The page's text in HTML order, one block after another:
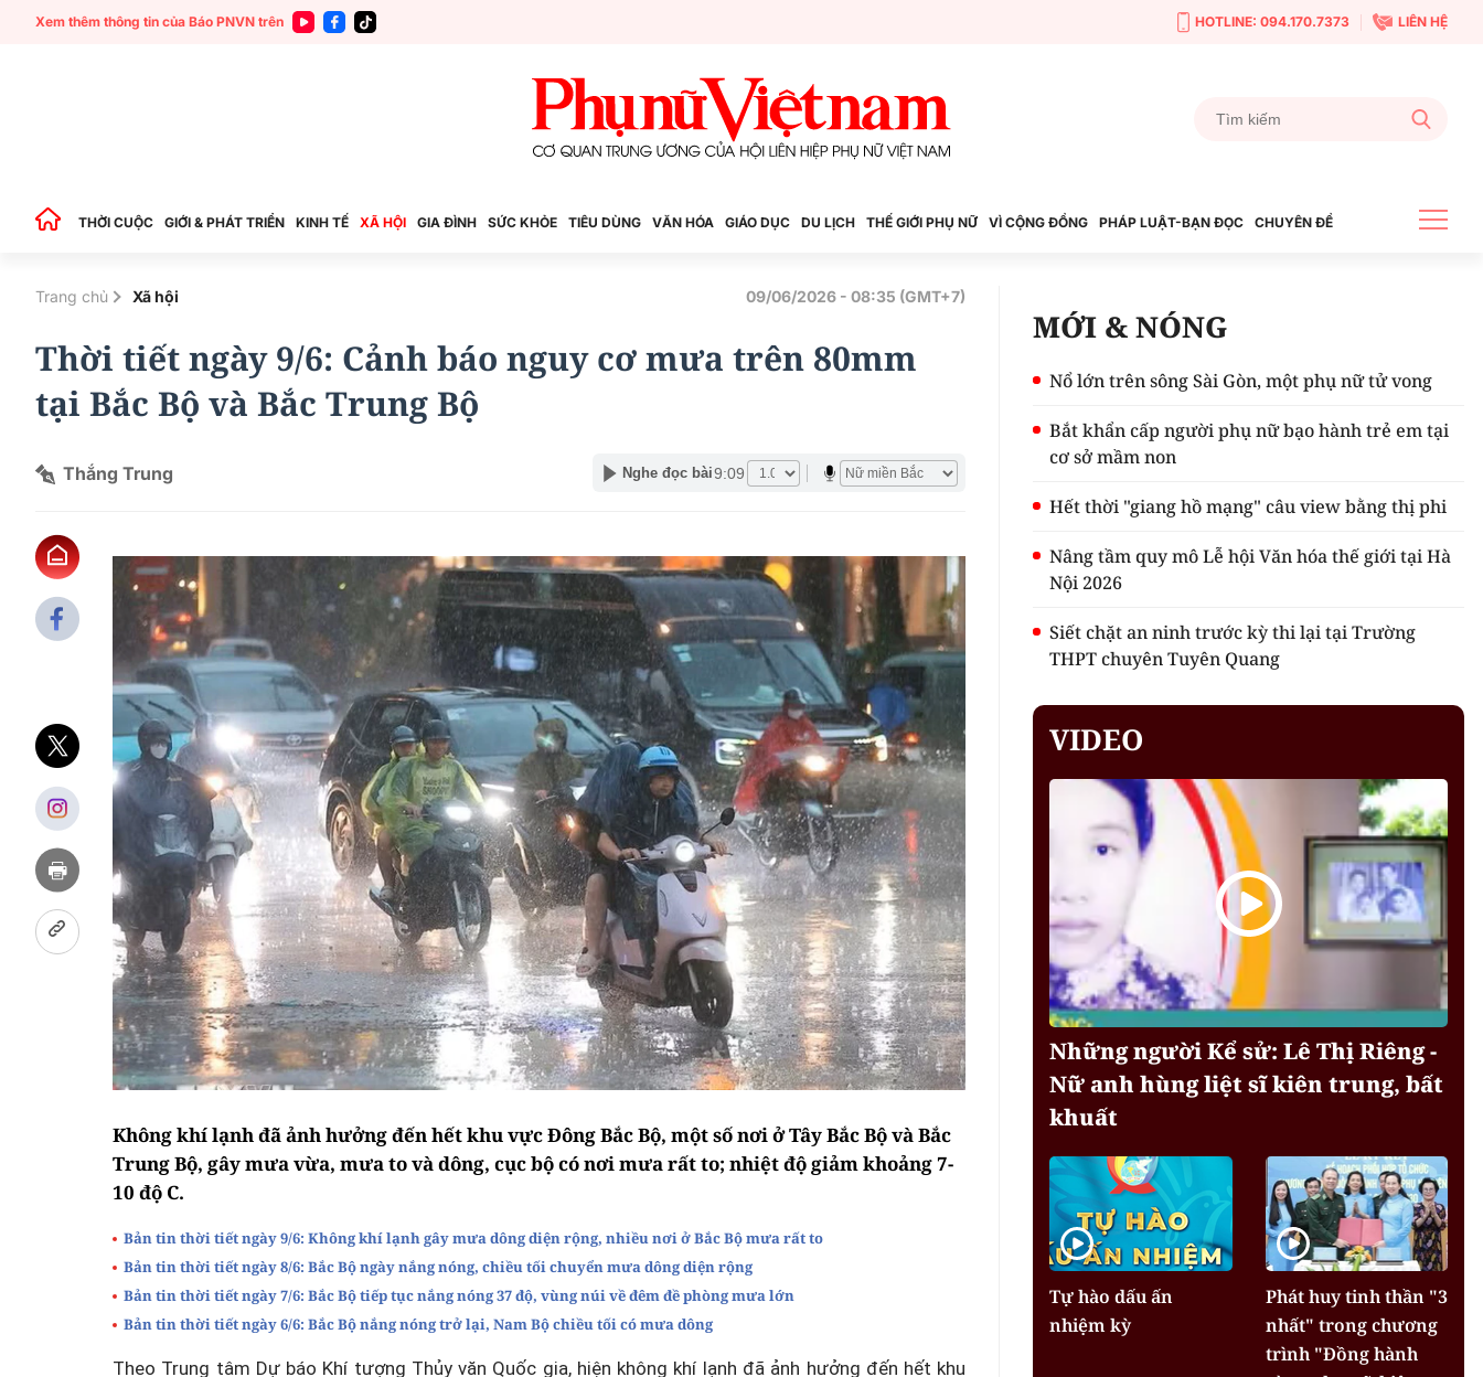
Xem thêm thông tin của Báo PNVN trên HOTLINE: 094.170.7373 LIÊN HỆ
THỜI CUỘC GIỚI & PHÁT TRIỂN KINH TẾ XÃ HỘI GIA ĐÌNH SỨC KHỎE TIÊU DÙNG VĂN HÓA GIÁO DỤC DU LỊCH THẾ GIỚI PHỤ NỮ VÌ CỘNG ĐỒNG PHÁP LUẬT-BẠN ĐỌC CHUYÊN ĐỀ
Trang chủ Xã hội 09/06/2026 - 08:35 (GMT+7)
Thời tiết ngày 9/6: Cảnh báo nguy cơ mưa trên 80mm
tại Bắc Bộ và Bắc Trung Bộ
Thắng Trung Nghe đọc bài9:09
Không khí lạnh đã ảnh hưởng đến hết khu vực Đông Bắc Bộ, một số nơi ở Tây Bắc Bộ và Bắc
Trung Bộ, gây mưa vừa, mưa to và dông, cục bộ có nơi mưa rất to; nhiệt độ giảm khoảng 7-
10 độ C.
Bản tin thời tiết ngày 9/6: Không khí lạnh gây mưa dông diện rộng, nhiều nơi ở Bắc Bộ mưa rất to
Bản tin thời tiết ngày 8/6: Bắc Bộ ngày nắng nóng, chiều tối chuyển mưa dông diện rộng
Bản tin thời tiết ngày 7/6: Bắc Bộ tiếp tục nắng nóng 37 độ, vùng núi về đêm đề phòng mưa lớn
Bản tin thời tiết ngày 6/6: Bắc Bộ nắng nóng trở lại, Nam Bộ chiều tối có mưa dông
Theo Trung tâm Dự báo Khí tượng Thủy văn Quốc gia, hiện không khí lạnh đã ảnh hưởng đến hết khu
MỚI & NÓNG
Nổ lớn trên sông Sài Gòn, một phụ nữ tử vong
Bắt khẩn cấp người phụ nữ bạo hành trẻ em tại
cơ sở mầm non
Hết thời "giang hồ mạng" câu view bằng thị phi
Nâng tầm quy mô Lễ hội Văn hóa thế giới tại Hà
Nội 2026
Siết chặt an ninh trước kỳ thi lại tại Trường
THPT chuyên Tuyên Quang
VIDEO
Những người Kể sử: Lê Thị Riêng -
Nữ anh hùng liệt sĩ kiên trung, bất
khuất
Tự hào dấu ấn
nhiệm kỳ
Phát huy tinh thần "3
nhất" trong chương
trình "Đồng hành